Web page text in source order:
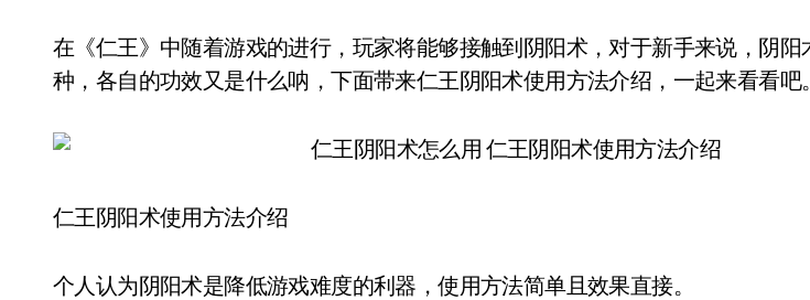
在《仁王》中随着游戏的进行，玩家将能够接触到阴阳术，对于新手来说，阴阳术到底有多少
种，各自的功效又是什么呐，下面带来仁王阴阳术使用方法介绍，一起来看看吧。
仁王阴阳术使用方法介绍
个人认为阴阳术是降低游戏难度的利器，使用方法简单且效果直接。